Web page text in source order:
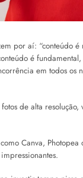
por aí: “conteúdo é
é
em todos os
de alta
Canva,